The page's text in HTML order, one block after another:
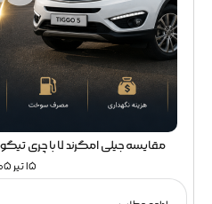
مقایسه جیلی امگرند 7 با چری تیگو 5 | امگرند 7 بخریم یا تیگو 5؟
15 تیر 1405